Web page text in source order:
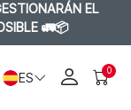
EL
🚛📦
ES 0